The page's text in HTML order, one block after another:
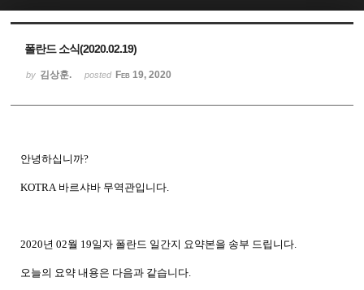
폴란드 소식(2020.02.19)
by 김상훈. posted Feb 19, 2020
안녕하십니까?
KOTRA 바르샤바 무역관입니다.
2020년 02월 19일자 폴란드 일간지 요약본을 송부 드립니다.
오늘의 요약 내용은 다음과 같습니다.
Sketchbook5, 스케치북5